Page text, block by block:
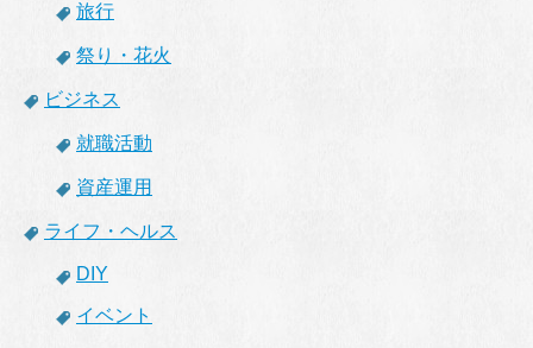
旅行
祭り・花火
ビジネス
就職活動
資産運用
ライフ・ヘルス
DIY
イベント